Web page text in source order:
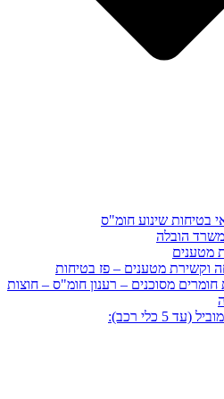
בטיחות שינוע חומ"ס
הובלה
מטענים
וקשירת מטענים – פז בטיחות
חומרים מסוכנים – רענון חומ"ס – חוצות
5 כלי רכב):